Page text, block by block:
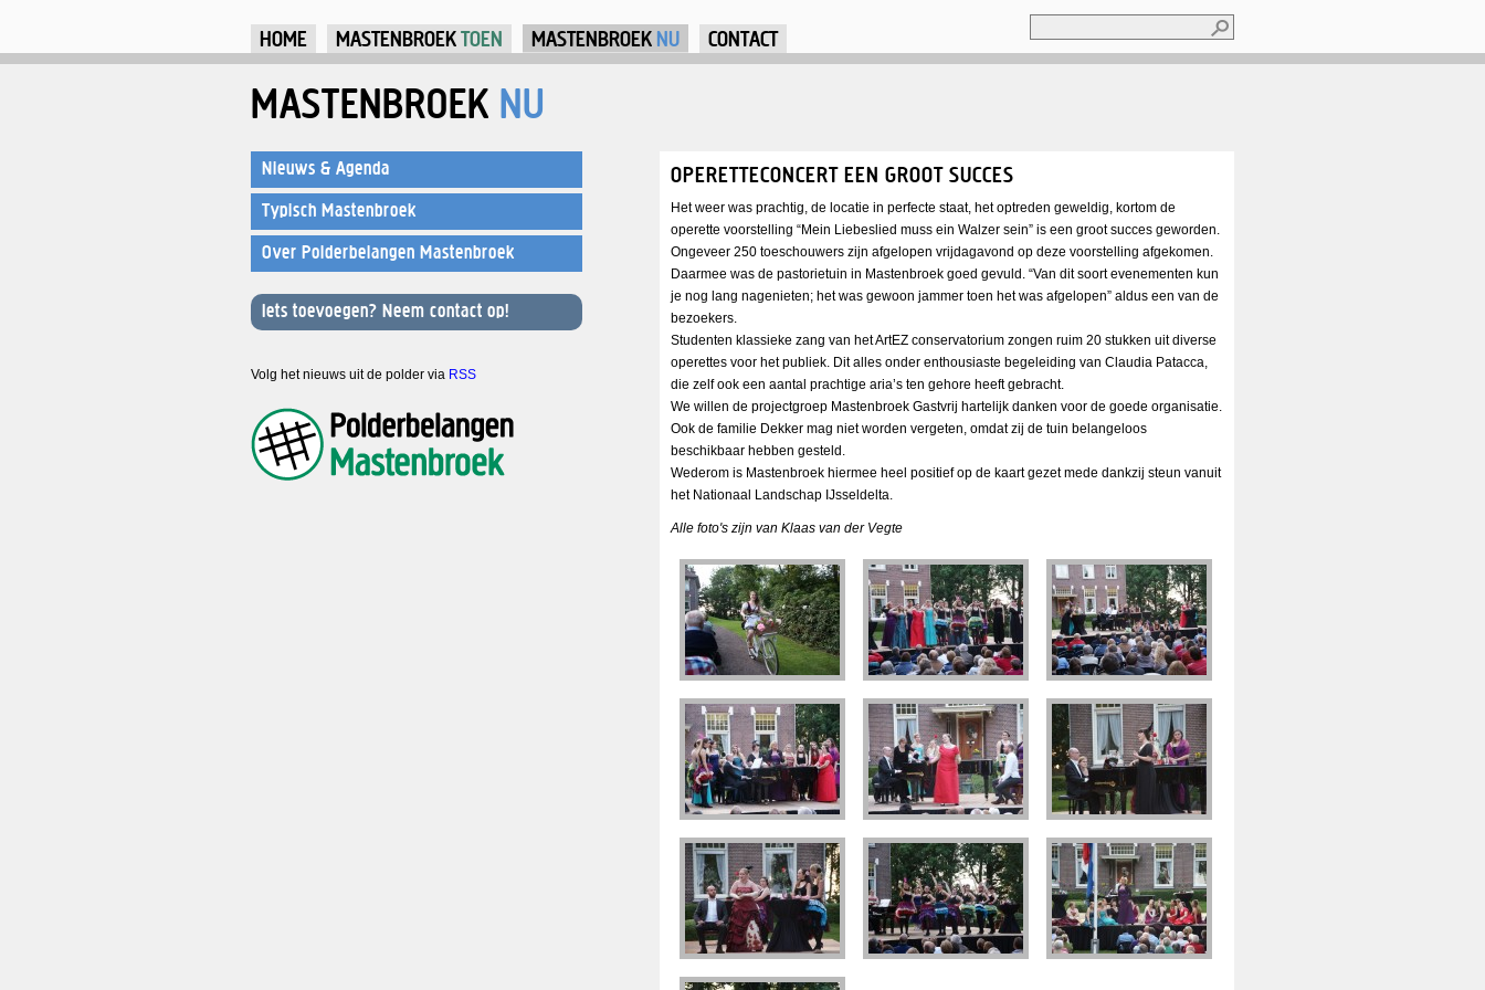
Zoekveld
HOME MASTENBROEKTOEN MASTENBROEK NU CONTACT
MASTENBROEK NU
OPERETTECONCERT EEN GROOT SUCCES
Het weer was prachtig, de locatie in perfecte staat, het optreden geweldig, kortom de
operette voorstelling “Mein Liebeslied muss ein Walzer sein” is een groot succes geworden.
Ongeveer 250 toeschouwers zijn afgelopen vrijdagavond op deze voorstelling afgekomen.
Daarmee was de pastorietuin in Mastenbroek goed gevuld. “Van dit soort evenementen kun
je nog lang nagenieten; het was gewoon jammer toen het was afgelopen” aldus een van de
bezoekers.
Studenten klassieke zang van het ArtEZ conservatorium zongen ruim 20 stukken uit diverse
operettes voor het publiek. Dit alles onder enthousiaste begeleiding van Claudia Patacca,
die zelf ook een aantal prachtige aria’s ten gehore heeft gebracht.
We willen de projectgroep Mastenbroek Gastvrij hartelijk danken voor de goede organisatie.
Ook de familie Dekker mag niet worden vergeten, omdat zij de tuin belangeloos
beschikbaar hebben gesteld.
Wederom is Mastenbroek hiermee heel positief op de kaart gezet mede dankzij steun vanuit
het Nationaal Landschap IJsseldelta.
Alle foto's zijn van Klaas van der Vegte
Nieuws & Agenda
Typisch Mastenbroek
Over Polderbelangen Mastenbroek
Iets toevoegen? Neem contact op!
Volg het nieuws uit de polder via RSS